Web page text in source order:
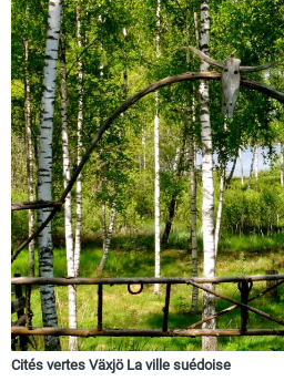
Cités vertes Växjö La ville suédoise